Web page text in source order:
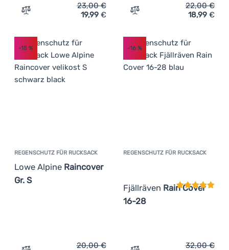
Zum Vergleich 'Regenschutz für Rucksack Lowe Alpine
23,00€
19,99 € Zum Vergleich
22,00€
18,99 €
REGENSCHUTZ FÜR RUCKSACK
Lowe Alpine Raincover
Gr. S
-15 %
20,00€
REGENSCHUTZ FÜR RUCKSACK
Fjällräven Rain Cover
16-28
-16%
32,00€